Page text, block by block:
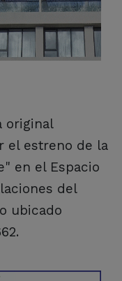
original
el estreno de la
en el Espacio
del
ubicado